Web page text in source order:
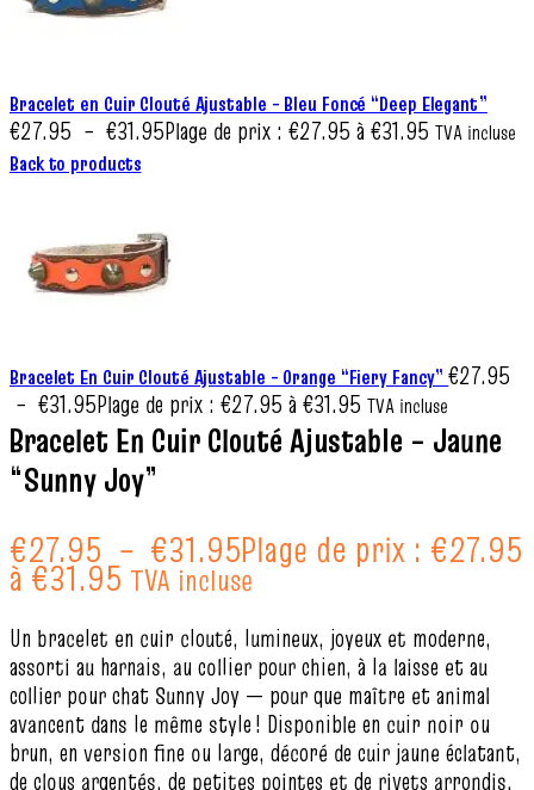
Bracelet en Cuir Clouté Ajustable – Bleu Foncé “Deep Elegant”
€27.95 – €31.95Plage de prix : €27.95 à €31.95 TVA incluse
Back to products
Bracelet En Cuir Clouté Ajustable – Orange “Fiery Fancy”€27.95
– €31.95Plage de prix : €27.95 à €31.95 TVA incluse
Bracelet En Cuir Clouté Ajustable – Jaune
“Sunny Joy”
€27.95 – €31.95Plage de prix : €27.95
à €31.95 TVA incluse
Un bracelet en cuir clouté, lumineux, joyeux et moderne,
assorti au harnais, au collier pour chien, à la laisse et au
collier pour chat Sunny Joy — pour que maître et animal
avancent dans le même style ! Disponible en cuir noir ou
brun, en version fine ou large, décoré de cuir jaune éclatant,
de clous argentés, de petites pointes et de rivets arrondis.